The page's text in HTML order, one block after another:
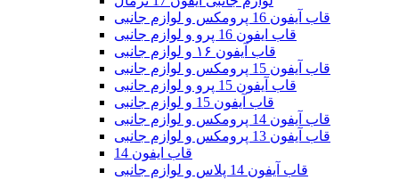
قاب آیفون 16 پرومکس و لوازم جانبی
قاب ایفون 16 پرو و لوازم جانبی
قاب آیفون ۱۶ و لوازم جانبی
قاب آیفون 15 پرومکس و لوازم جانبی
قاب آیفون 15 پرو و لوازم جانبی
قاب آیفون 15 و لوازم جانبی
قاب آیفون 14 پرومکس و لوازم جانبی
قاب آیفون 13 پرومکس و لوازم جانبی
قاب ایفون 14
قاب آیفون 14 پلاس و لوازم جانبی